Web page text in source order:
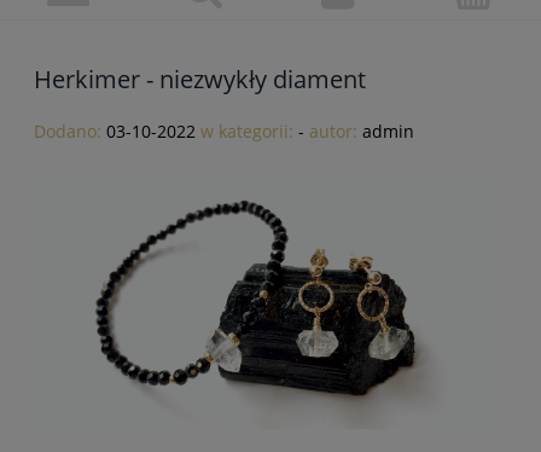
Herkimer - niezwykły diament
Dodano: 03-10-2022 w kategorii: - autor: admin